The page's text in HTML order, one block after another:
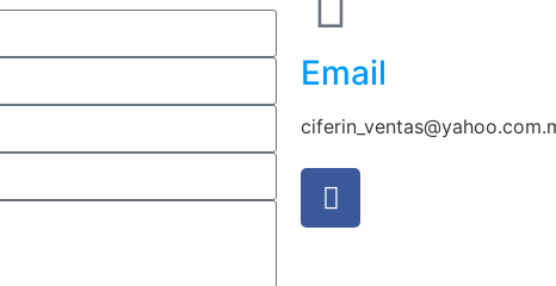
Email